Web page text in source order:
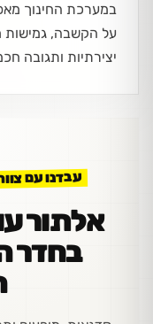
במערכת החינוך
על הקשבה, גמישות
יצירתיות ותגובה
עבדנו עם
אלתור
בחדר